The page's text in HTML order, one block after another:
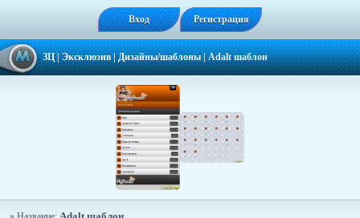
Вход Регистрация
ЗЦ|Эксклюзив|Дизайны/шаблоны|Adalt шаблон